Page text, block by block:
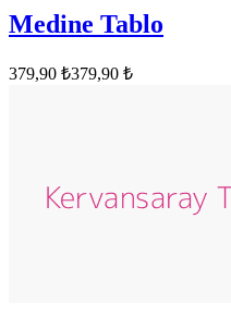
Medine Tablo
379,90 ₺379,90 ₺